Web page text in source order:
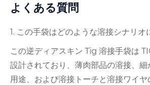
よくある質問
1. この手袋はどのような溶接シナリオ
この逆ディアスキン Tig 溶接手袋は
設計されており、薄肉部品の溶接、
用途、および溶接トーチと溶接ワイ